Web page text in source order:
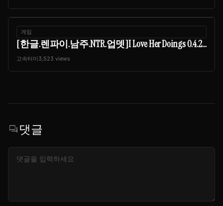
게임
[한글.렌파이.남주.NTR.업뎃]I Love Her Doings 0.4.2...
고속터미 3,523 views
forum댓글